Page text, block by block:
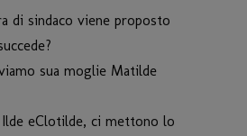
di sindaco viene proposto
sua moglie Matilde
eClotilde, ci mettono lo